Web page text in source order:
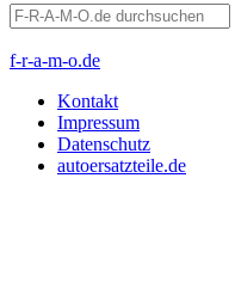
f-r-a-m-o.de
Kontakt
Impressum
Datenschutz
autoersatzteile.de